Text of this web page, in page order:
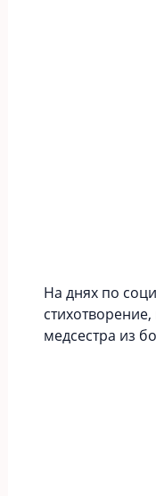
На днях по
медсестра из